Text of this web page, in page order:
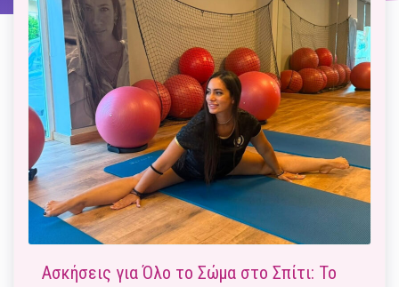
Ασκήσεις για Όλο το Σώμα στο Σπίτι: Το